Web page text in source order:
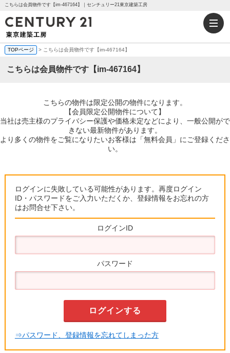
こちらは会員物件です【im-467164】｜センチュリー21東京建築工房
TOPページ > こちらは会員物件です【im-467164】
こちらは会員物件です【im-467164】
こちらの物件は限定公開の物件になります。
【会員限定公開物件について】
当社は売主様のプライバシー保護や価格未定などにより、一般公開がで
きない最新物件があります。
より多くの物件をご覧になりたいお客様は「無料会員」にご登録くださ
い。
ログインに失敗している可能性があります。再度ログイン
ID・パスワードをご入力いただくか、登録情報をお忘れの方
はお問合せ下さい。
ログインID
パスワード
⇒パスワード、登録情報を忘れてしまった方